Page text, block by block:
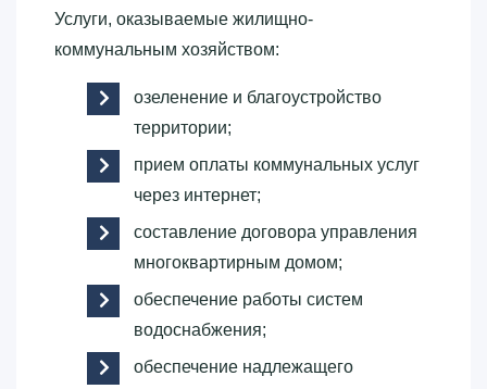
Услуги, оказываемые жилищно-
коммунальным хозяйством:
озеленение и благоустройство
территории;
прием оплаты коммунальных услуг
через интернет;
составление договора управления
многоквартирным домом;
обеспечение работы систем
водоснабжения;
обеспечение надлежащего